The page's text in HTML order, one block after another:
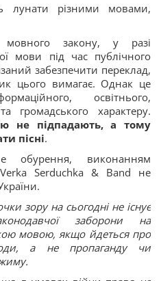
лунати різними мовами,
закону, у разі
мови під час публічного
забезпечити переклад,
цього вимагає. Однак це
освітнього,
громадського характеру.
не підпадають, а тому
пісні.
обурення, виконанням
Verka Serduchka & Band не
зору на сьогодні не існує
заборони на
мовою, якщо йдеться про
а не пропаганду чи